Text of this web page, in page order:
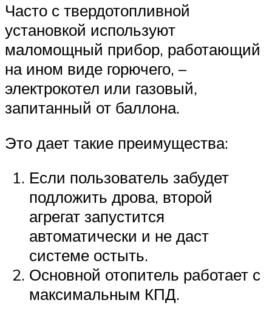
Часто с твердотопливной
установкой используют
маломощный прибор, работающий
на ином виде горючего, –
электрокотел или газовый,
запитанный от баллона.
Это дает такие преимущества:
Если пользователь забудет
подложить дрова, второй
агрегат запустится
автоматически и не даст
системе остыть.
Основной отопитель работает с
максимальным КПД.